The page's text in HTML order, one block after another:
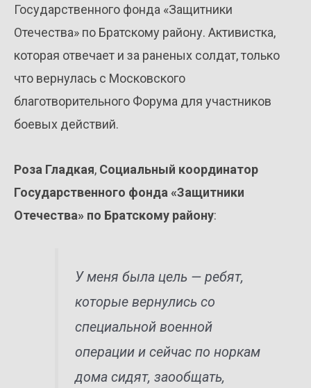
Государственного фонда «Защитники
Отечества» по Братскому району. Активистка,
которая отвечает и за раненых солдат, только
что вернулась с Московского
благотворительного Форума для участников
боевых действий.
Роза Гладкая, Социальный координатор
Государственного фонда «Защитники
Отечества» по Братскому району:
У меня была цель — ребят,
которые вернулись со
специальной военной
операции и сейчас по норкам
дома сидят, заообщать,